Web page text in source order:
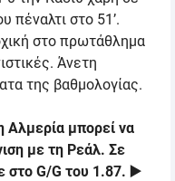
πέναλτι στο 51’.
στο πρωτάθλημα
Άνετη
της βαθμολογίας.
Αλμερία μπορεί να
με τη Ρεάλ. Σε
στο G/G του 1.87. ▶️